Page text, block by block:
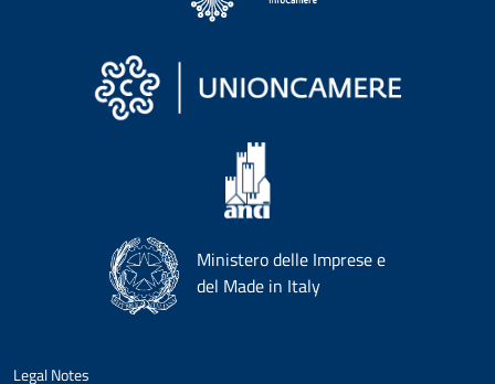
Ministero delle Imprese e
del Made in Italy
Legal Notes